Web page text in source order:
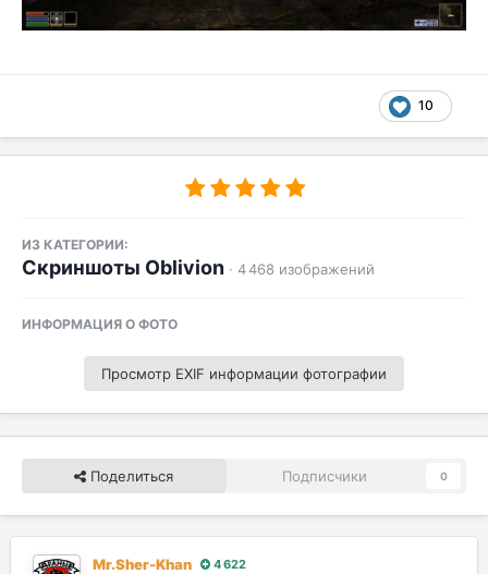
10
ИЗ КАТЕГОРИИ:
Скриншоты Oblivion · 4 468 изображений
ИНФОРМАЦИЯ О ФОТО
Просмотр EXIF информации фотографии
Поделиться Подписчики 0
Mr.Sher-Khan 4 622